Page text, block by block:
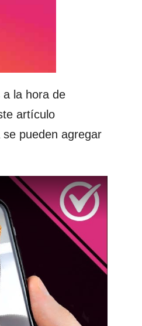
a la hora de
artículo
pueden agregar